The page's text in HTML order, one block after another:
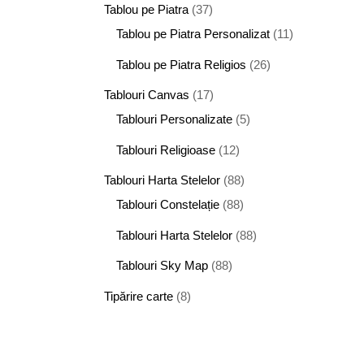
Tablou pe Piatra (37)
Tablou pe Piatra Personalizat (11)
Tablou pe Piatra Religios (26)
Tablouri Canvas (17)
Tablouri Personalizate (5)
Tablouri Religioase (12)
Tablouri Harta Stelelor (88)
Tablouri Constelație (88)
Tablouri Harta Stelelor (88)
Tablouri Sky Map (88)
Tipărire carte (8)